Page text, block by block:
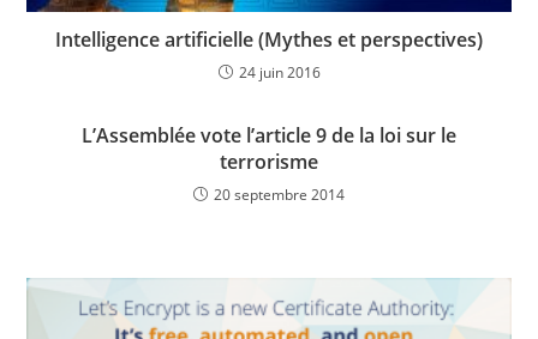
Intelligence artificielle (Mythes et perspectives)
24 juin 2016
L’Assemblée vote l’article 9 de la loi sur le
terrorisme
20 septembre 2014